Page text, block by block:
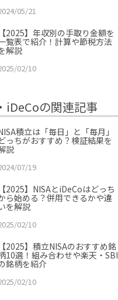
05/21
【2025】年収別の手取り金額を
覧表で紹介！計算や節税方法
解説
02/10
iDeCoの関連記事
積立は「毎日」と「毎月」
どっちがおすすめ？検証結果を
説
07/19
【2025】NISAとiDeCoはどっち
ら始める？併用できるかや違
を解説
02/10
【2025】積立NISAのおすすめ銘
10選！組み合わせや楽天・SBI
銘柄を紹介
02/10